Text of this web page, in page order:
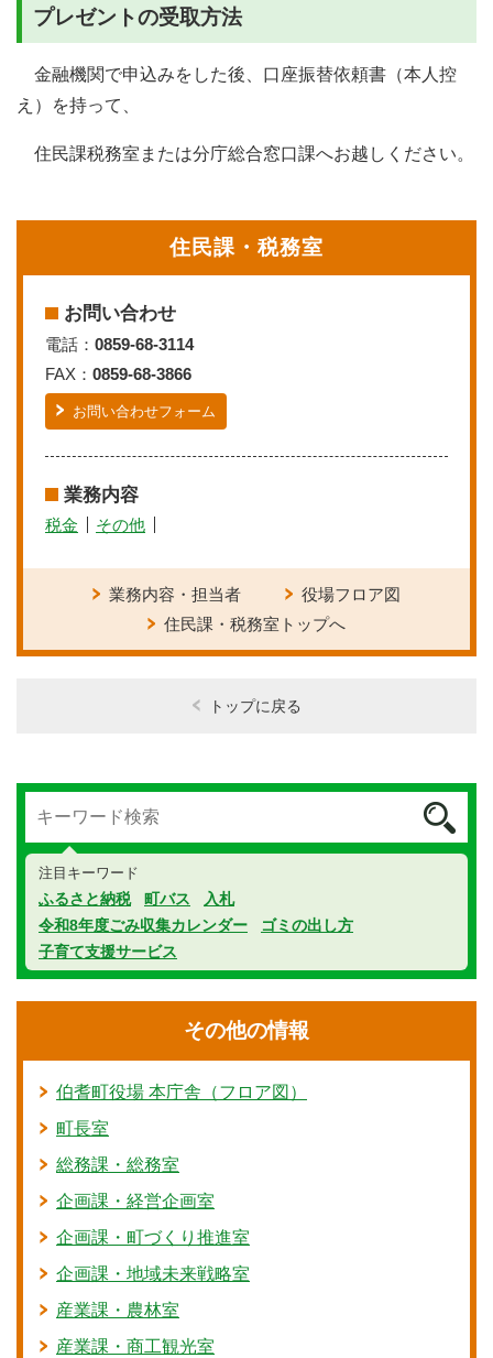
プレゼントの受取方法
金融機関で申込みをした後、口座振替依頼書（本人控
え）を持って、
住民課税務室または分庁総合窓口課へお越しください。
住民課・税務室
お問い合わせ
電話： 0859-68-3114
FAX： 0859-68-3866
お問い合わせフォーム
業務内容
税金 その他
業務内容・担当者
役場フロア図
住民課・税務室トップへ
トップに戻る
注目キーワード
ふるさと納税 町バス
入札
令和8年度ごみ収集カレンダー
ゴミの出し方
子育て支援サービス
その他の情報
伯耆町役場 本庁舎（フロア図）
町長室
総務課・総務室
企画課・経営企画室
企画課・町づくり推進室
企画課・地域未来戦略室
産業課・農林室
産業課・商工観光室